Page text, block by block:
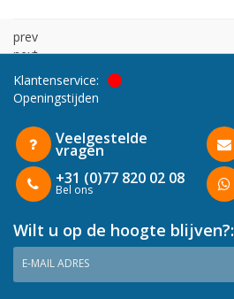
prev
next
Klantenservice:
Openingstijden
Veelgestelde
vragen
+31 (0)77 820 02 08
Bel ons
Wilt u op de hoogte blijven?:
E-MAIL ADRES